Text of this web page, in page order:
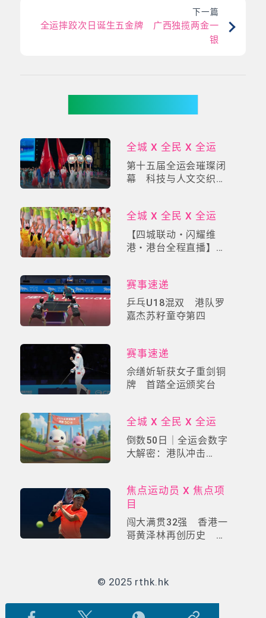
下一篇
全运摔跤次日诞生五金牌 广西独揽两金一
银
全城 X 全民 X 全运
第十五届全运会璀璨闭
幕 科技与人文交织
全城 X 全民 X 全运
【四城联动・闪耀维
港・港台全程直播】
安排一文掌握！
赛事速递
乒乓U18混双 港队罗
嘉杰苏籽童夺第四
赛事速递
佘缮妡斩获女子重剑铜
牌 首踏全运颁奖台
全城 X 全民 X 全运
倒数50日｜全运会数字
大解密：港队冲击
焦点运动员 X 焦点项
目
闯大满贯32强 香港一
哥黄泽林再创历史 网
© 2025 rthk.hk